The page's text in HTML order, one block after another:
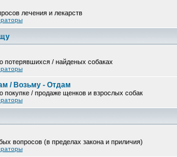
лечения и лекарств
потерявшихся / найденых собаках
/ Возьму - Отдам
покупке / продаже щенков и взрослых собак
вопросов (в пределах закона и приличия)